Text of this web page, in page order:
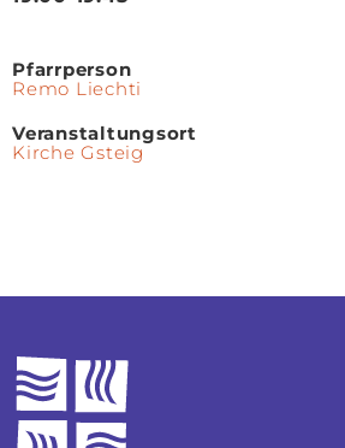
Pfarrperson
Remo Liechti
Veranstaltungsort
Kirche Gsteig